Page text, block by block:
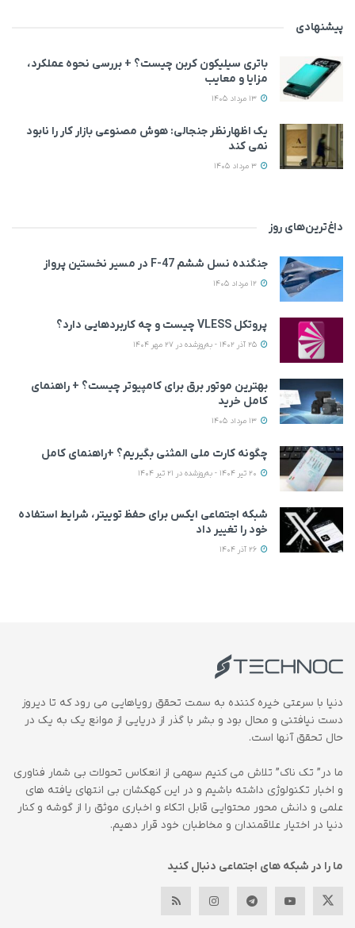
پیشنهادی
باتری سیلیکون کربن چیست؟ + بررسی نحوه عملکرد،
مزایا و معایب
یک اظهارنظر جنجالی: هوش مصنوعی بازار کار را نابود
نمی‌ کند
داغ‌ترین‌های روز
جنگنده نسل ششم F-47 در مسیر نخستین پرواز
پروتکل VLESS چیست و چه کاربردهایی دارد؟
بهترین موتور برق برای کامپیوتر چیست؟ + راهنمای
کامل خرید
چگونه کارت ملی المثنی بگیریم؟ +راهنمای کامل
شبکه اجتماعی ایکس برای حفظ توییتر، شرایط استفاده
خود را تغییر داد
دنیا با سرعتی خیره کننده به سمت تحقق رویاهایی می رود که تا دیروز
دست نیافتنی و محال بود و بشر با گذر از دریایی از موانع یک به یک در
حال تحقق آنها است.
ما در” تک ناک” تلاش می کنیم سهمی از انعکاس تحولات بی شمار فناوری
و اخبار تکنولوژی داشته باشیم و در این کهکشان بی انتهای یافته های
علمی و دانش محور محتوایی قابل اتکاء و اخباری موثق را از گوشه و کنار
دنیا در اختیار علاقمندان و مخاطبان خود قرار دهیم.
ما را در شبکه های اجتماعی دنبال کنید